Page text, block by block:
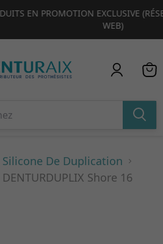
EXCLUSIVE (RÉSERVÉS À NOTRE SITE
1 2 3 4
Silicone De Duplication
Shore 16